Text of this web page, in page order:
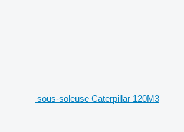
sous-soleuse Caterpillar 120M3